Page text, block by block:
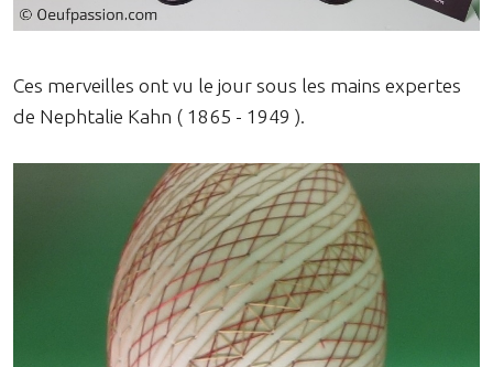
Ces merveilles ont vu le jour sous les mains expertes
de Nephtalie Kahn ( 1865 - 1949 ).